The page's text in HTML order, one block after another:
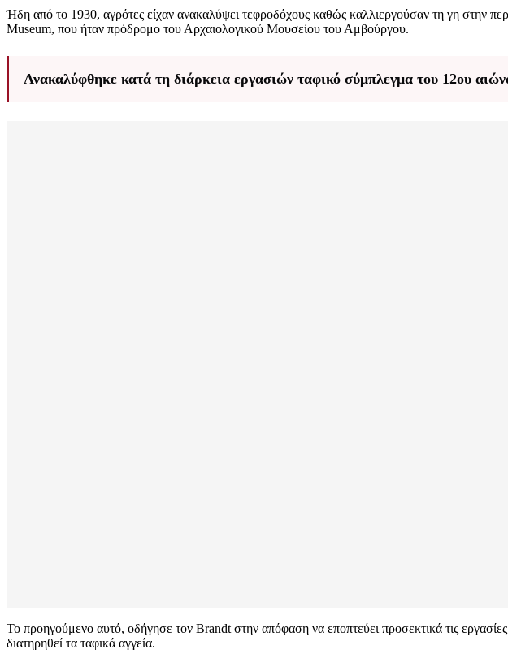
Ήδη από το 1930, αγρότες είχαν ανακαλύψει τεφροδόχους καθώς καλλιεργούσαν τη γη στην
Museum, που ήταν πρόδρομο του Αρχαιολογικού Μουσείου του Αμβούργου.
Ανακαλύφθηκε κατά τη διάρκεια εργασιών ταφικό σύμπλεγμα του 12ου
Το προηγούμενο αυτό, οδήγησε τον Brandt στην απόφαση να εποπτεύει προσεκτικά τις
διατηρηθεί τα ταφικά αγγεία.